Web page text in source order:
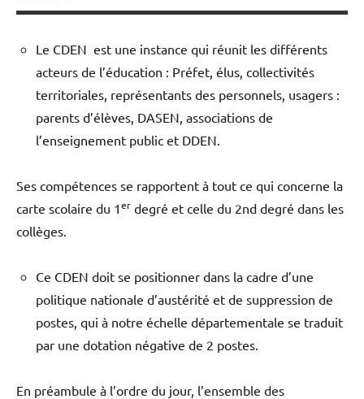
défendre
tous
Le CDEN est une instance qui réunit les différents
acteurs de l’éducation : Préfet, élus, collectivités
territoriales, représentants des personnels, usagers :
parents d’élèves, DASEN, associations de
l’enseignement public et DDEN.
Ses compétences se rapportent à tout ce qui concerne la
carte scolaire du 1er degré et celle du 2nd degré dans les
collèges.
Ce CDEN doit se positionner dans la cadre d’une
politique nationale d’austérité et de suppression de
postes, qui à notre échelle départementale se traduit
par une dotation négative de 2 postes.
En préambule à l’ordre du jour, l’ensemble des